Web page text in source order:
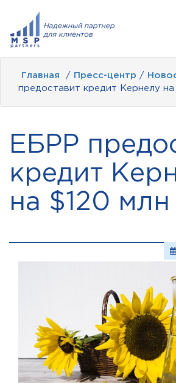
Главная / Пресс-центр /
предоставит кредит Кернелу на
ЕБРР
кредит
на $120 млн